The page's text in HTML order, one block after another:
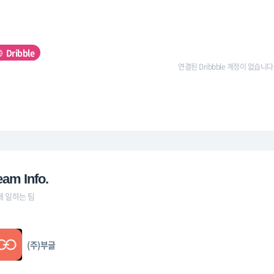
Dribble
연결된 Dribbble 계정이 없습니
Info.
일하는 팀
(주)부글